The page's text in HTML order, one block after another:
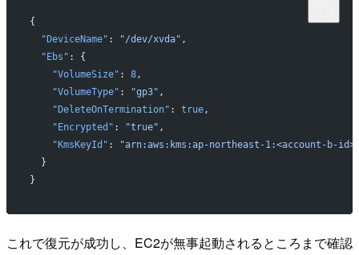
{
  "DeviceName"
: "/dev/xvda" ,
  "Ebs"
: {
    "VolumeSize"
: 8,
    "VolumeType"
: "gp3" ,
    "DeleteOnTermination"
: true,
    "Encrypted"
: "true" ,
    "KmsKeyId"
:
"arn:aws:kms:ap-northeast-1:<account-b-
  }
}
これで復元が成功し、EC2が無事起動されるところまで確認